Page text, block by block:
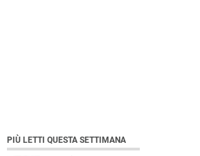
PIÙ LETTI QUESTA SETTIMANA